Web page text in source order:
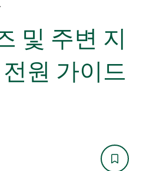
투어
및 주변 지
원 가이드